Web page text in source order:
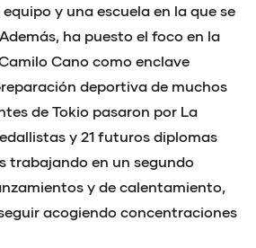
y una escuela en la que se
ha puesto el foco en la
Cano como enclave
deportiva de muchos
de Tokio pasaron por La
y 21 futuros diplomas
trabajando en un segundo
y de calentamiento,
acogiendo concentraciones